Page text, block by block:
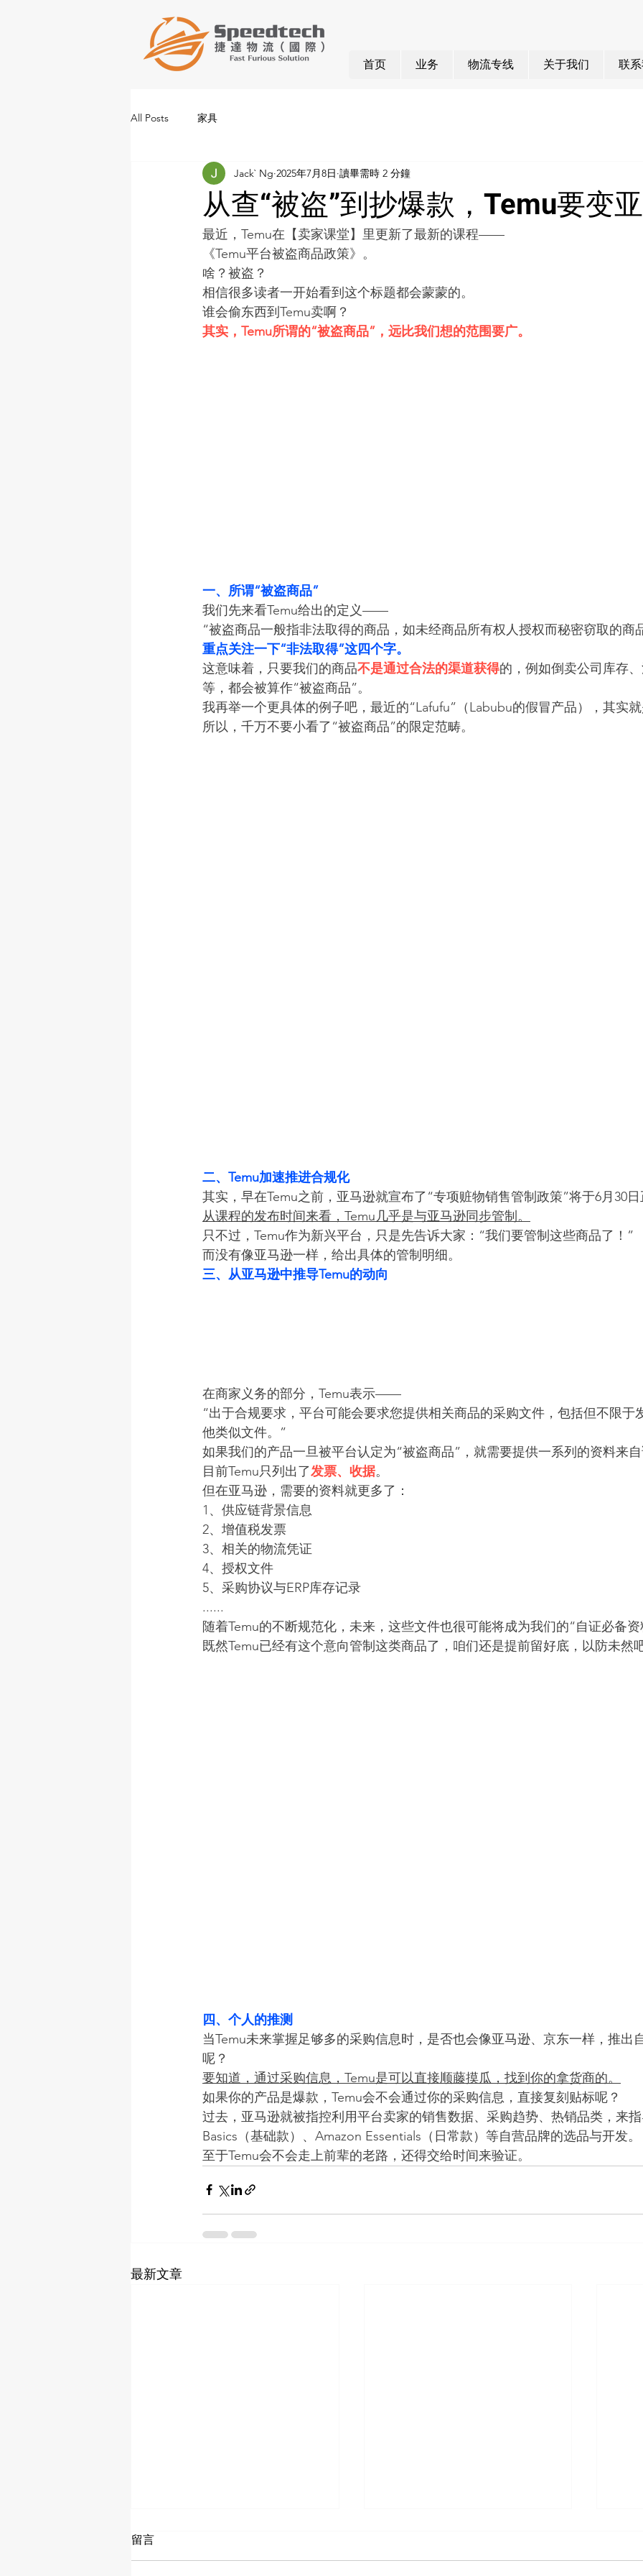
首页 业务 物流专线 关于我们 联
All Posts 家具
从查“被盗”到抄爆款，Temu要变
Jack` Ng 2025年7月8日 讀畢需時 2 分鐘
最近，Temu在【卖家课堂】里更新了最新的课程——
《Temu平台被盗商品政策》。
啥？被盗？
相信很多读者一开始看到这个标题都会蒙蒙的。
谁会偷东西到Temu卖啊？
其实，Temu所谓的“被盗商品”，远比我们想的范围要广。
一、所谓“被盗商品”
我们先来看Temu给出的定义——
“被盗商品一般指非法取得的商品，如未经商品所有权人授权而秘密窃取的商
重点关注一下“非法取得”这四个字。
这意味着，只要我们的商品不是通过合法的渠道获得的，例如倒卖公司库存
等，都会被算作“被盗商品”。
我再举一个更具体的例子吧，最近的“Lafufu”（Labubu的假冒产品），其实
所以，千万不要小看了“被盗商品”的限定范畴。
二、Temu加速推进合规化
其实，早在Temu之前，亚马逊就宣布了“专项赃物销售管制政策”将于6月30
从课程的发布时间来看，Temu几乎是与亚马逊同步管制。
只不过，Temu作为新兴平台，只是先告诉大家：“我们要管制这些商品了！”
而没有像亚马逊一样，给出具体的管制明细。
三、从亚马逊中推导Temu的动向
在商家义务的部分，Temu表示——
“出于合规要求，平台可能会要求您提供相关商品的采购文件，包括但不限于
他类似文件。”
如果我们的产品一旦被平台认定为“被盗商品”，就需要提供一系列的资料来
目前Temu只列出了发票、收据。
但在亚马逊，需要的资料就更多了：
1、供应链背景信息
2、增值税发票
3、相关的物流凭证
4、授权文件
5、采购协议与ERP库存记录
......
随着Temu的不断规范化，未来，这些文件也很可能将成为我们的“自证必备资
既然Temu已经有这个意向管制这类商品了，咱们还是提前留好底，以防未然
四、个人的推测
当Temu未来掌握足够多的采购信息时，是否也会像亚马逊、京东一样，推出
呢？
要知道，通过采购信息，Temu是可以直接顺藤摸瓜，找到你的拿货商的。
如果你的产品是爆款，Temu会不会通过你的采购信息，直接复刻贴标呢？
过去，亚马逊就被指控利用平台卖家的销售数据、采购趋势、热销品类，来
Basics（基础款）、Amazon Essentials（日常款）等自营品牌的选品与开发。
至于Temu会不会走上前辈的老路，还得交给时间来验证。
最新文章
亚马逊库存管理新政：批量清
留言